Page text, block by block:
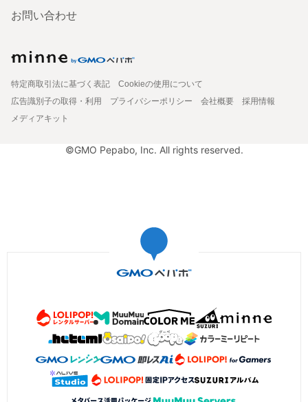
お問い合わせ
特定商取引法に基づく表記
Cookieの使用について
広告識別子の取得・利用
プライバシーポリシー 会社概要
採用情報
メディアキット
©GMO Pepabo, Inc. All rights reserved.